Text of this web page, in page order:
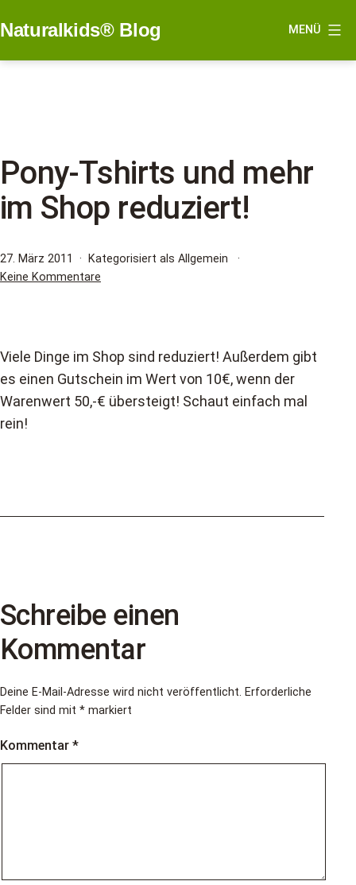
Inhalt
Naturalkids® Blog MENÜ
Pony-Tshirts und mehr
im Shop reduziert!
Veröffentlicht
am
27. März 2011
Kategorisiert als Allgemein
Keine Kommentare
mehr
Shop
reduziert!
Viele Dinge im Shop sind reduziert! Außerdem gibt
es einen Gutschein im Wert von 10€, wenn der
Warenwert 50,-€ übersteigt! Schaut einfach mal
rein!
Schreibe einen
Kommentar
Deine E-Mail-Adresse wird nicht veröffentlicht. Erforderliche
Felder sind mit * markiert
Kommentar *